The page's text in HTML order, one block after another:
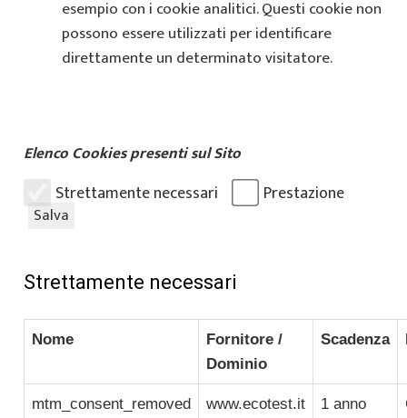
esempio con i cookie analitici. Questi cookie non
possono essere utilizzati per identificare
direttamente un determinato visitatore.
Elenco Cookies presenti sul Sito
Strettamente necessari Prestazione
Salva
Strettamente necessari
Nome
Fornitore /
Dominio
Scadenza
mtm_consent_removed www.ecotest.it 1 anno